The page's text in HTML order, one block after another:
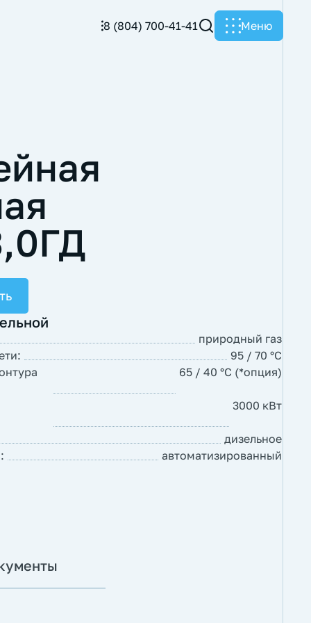
8 (804) 700-41-41 Меню
природный газ
95 / 70 °С
65 / 40 °С (*опция)
3000 кВт
дизельное
автоматизированный